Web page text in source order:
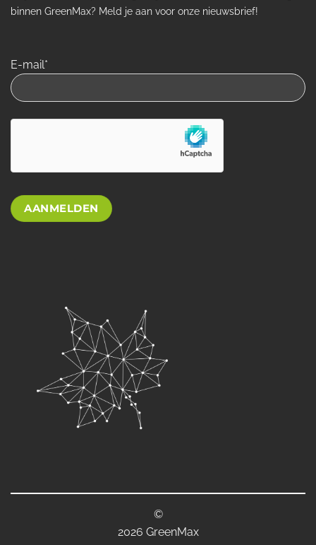
binnen GreenMax? Meld je aan voor onze nieuwsbrief!
E-mail*
©
2026 GreenMax